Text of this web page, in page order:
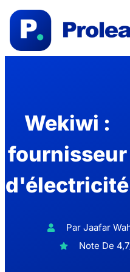
Wekiwi :
fournisseur
d'électricité
Par Jaafar
Note De